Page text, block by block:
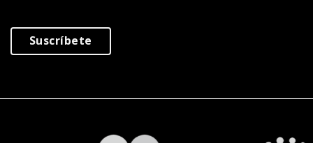
Suscríbete